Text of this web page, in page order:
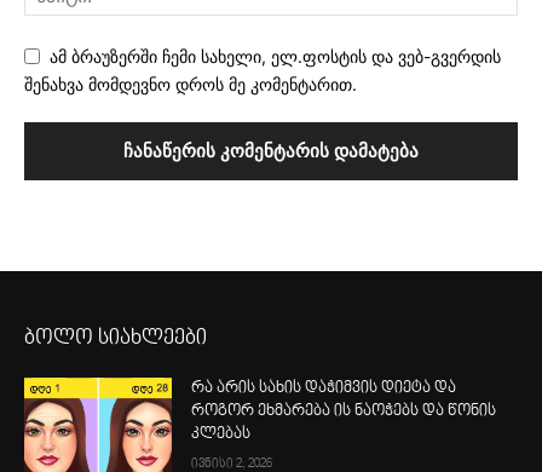
ამ ბრაუზერში ჩემი სახელი, ელ.ფოსტის და ვებ-გვერდის
შენახვა მომდევნო დროს მე კომენტარით.
ბოლო სიახლეები
რა არის სახის დაჭიმვის დიეტა და
როგორ ეხმარება ის ნაოჭებს და წონის
კლებას
ივნისი 2, 2026